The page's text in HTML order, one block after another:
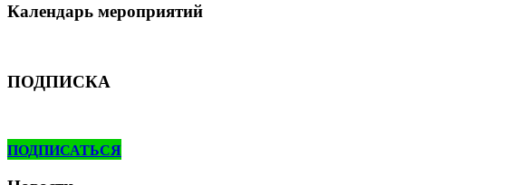
Календарь мероприятий
ПОДПИСКА
ПОДПИСАТЬСЯ